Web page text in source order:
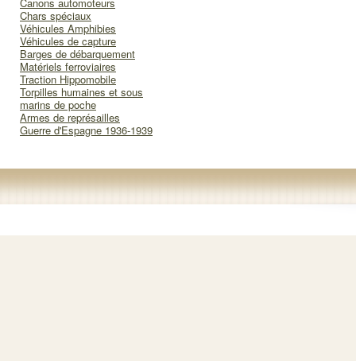
Chars spéciaux
Véhicules Amphibies
Véhicules de capture
Barges de débarquement
Matériels ferroviaires
Traction Hippomobile
Torpilles humaines et sous
marins de poche
Armes de représailles
Guerre d'Espagne 1936-1939